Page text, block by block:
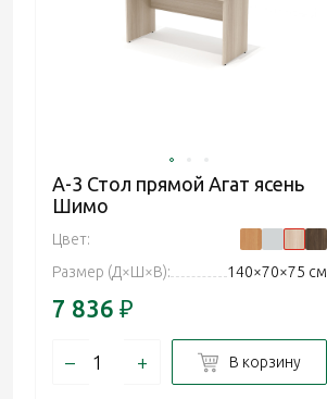
А-3 Стол прямой Агат ясень
Шимо
Цвет:
Размер (Д×Ш×В):
140×70×75 см
7 836 ₽
– + В корзину